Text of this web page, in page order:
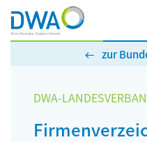
zur
DWA-